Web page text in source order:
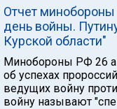
Отчет
день войны.
Курской области"
Минобороны РФ 26
об успехах
ведущих войну
войну называют